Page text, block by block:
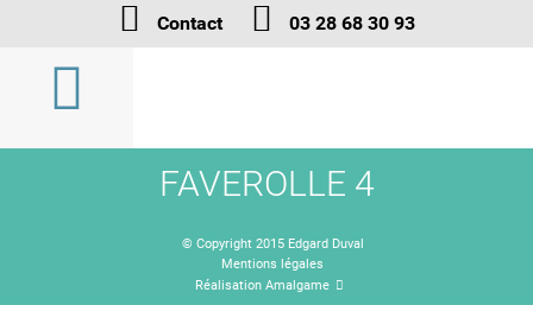
Contact 03 28 68 30 93
FAVEROLLE 4
© Copyright 2015 Edgard Duval
Mentions légales
Réalisation Amalgame